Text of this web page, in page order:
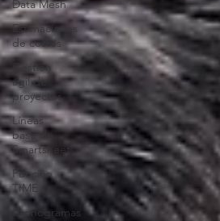
Data Mesh
Estimaciones
de costos
Gestión
ágil de
proyectos
Líneas
base de
Smartsheet
Función
TIME
Cronogramas